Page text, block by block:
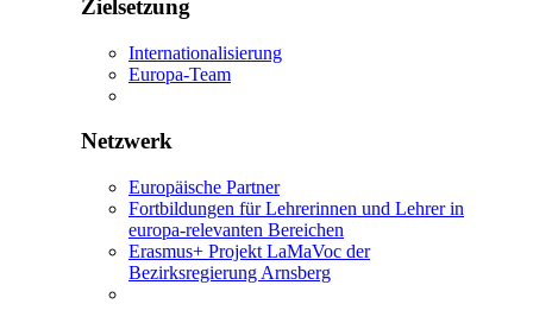
Zielsetzung
Internationalisierung
Europa-Team
Netzwerk
Europäische Partner
Fortbildungen für Lehrerinnen und Lehrer in
europa-relevanten Bereichen
Erasmus+ Projekt LaMaVoc der
Bezirksregierung Arnsberg